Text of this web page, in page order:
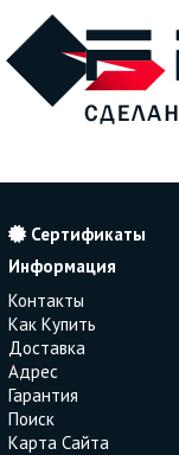
Сертификаты
Информация
Контакты
Как Купить
Доставка
Адрес
Гарантия
Поиск
Карта Сайта